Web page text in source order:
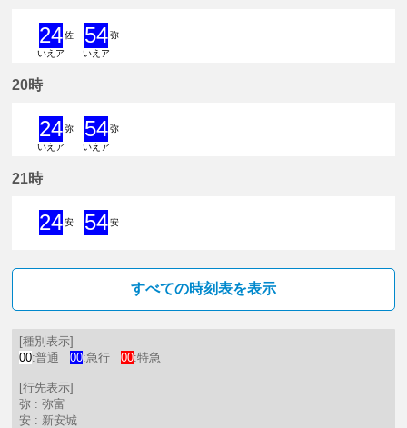
24佐
いえア
54弥
いえア
20時
24弥
いえア
54弥
いえア
21時
24安
54安
すべての時刻表を表示
[種別表示]
00:普通 00:急行 00:特急
[行先表示]
弥 : 弥富
安 : 新安城